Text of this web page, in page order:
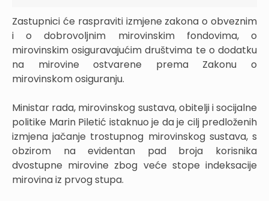
Zastupnici će raspraviti izmjene zakona o obveznim
i o dobrovoljnim mirovinskim fondovima, o
mirovinskim osiguravajućim društvima te o dodatku
na mirovine ostvarene prema Zakonu o
mirovinskom osiguranju.
Ministar rada, mirovinskog sustava, obitelji i socijalne
politike Marin Piletić istaknuo je da je cilj predloženih
izmjena jačanje trostupnog mirovinskog sustava, s
obzirom na evidentan pad broja korisnika
dvostupne mirovine zbog veće stope indeksacije
mirovina iz prvog stupa.